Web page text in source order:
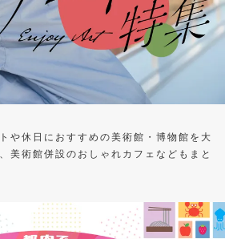
や休日におすすめの美術館・博物館を大
美術館併設のおしゃれカフェなどもまと